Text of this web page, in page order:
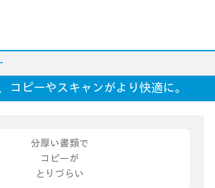
コピーやスキャンがより快適に。
分厚い書類で
コピーが
とりづらい